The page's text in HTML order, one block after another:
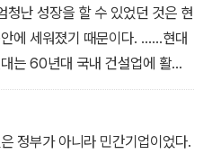
물리는 배신 속에서 서로의 파
김형욱 그는 60년대 숱한 악역을
신체제의 비행과 어두운 그림자
남겨놓았다.
청난 성장을 할 수 있었던 것은 현
에 세워졌기 때문이다. ……현대
는 60년대 국내 건설업에 활발
영은 당시 잡초가 우거진 울산
들고 배를 수주했을 정도로 뚝
정부가 아니라 민간기업이었다.